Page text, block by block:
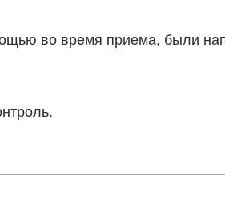
во время приема, были